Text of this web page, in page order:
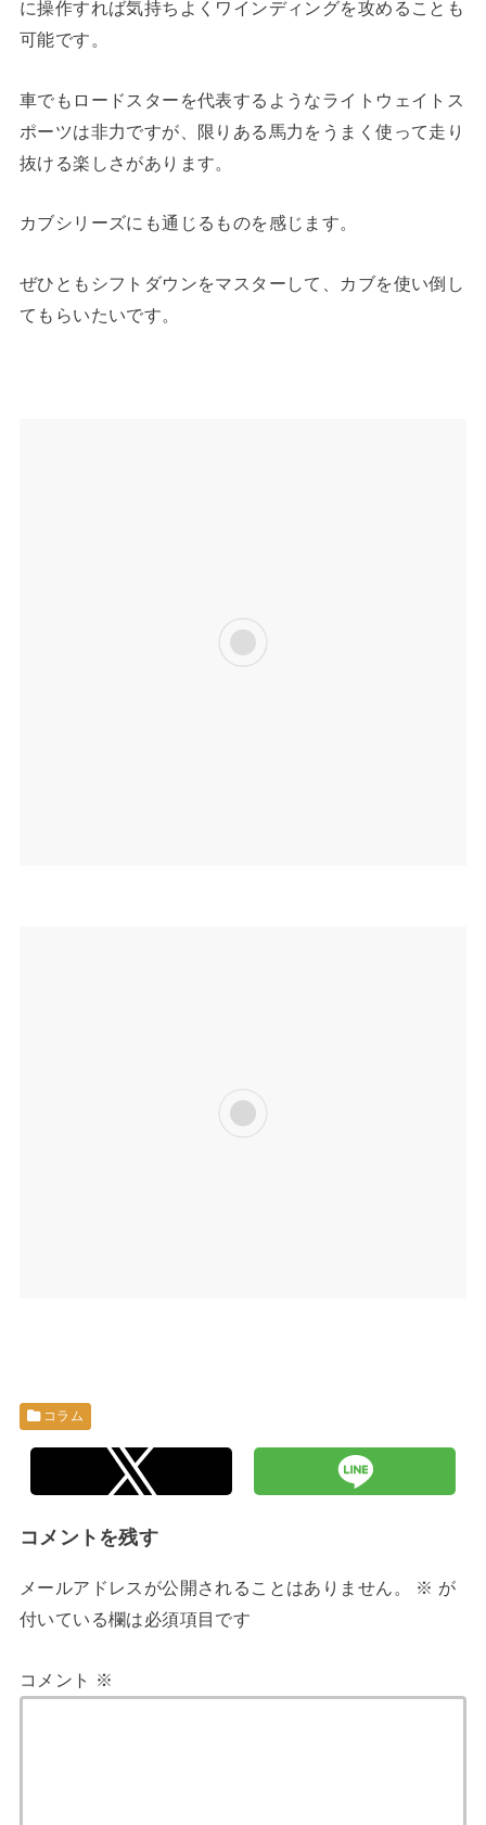
に操作すれば気持ちよくワインディングを攻めることも
可能です。
車でもロードスターを代表するようなライトウェイトス
ポーツは非力ですが、限りある馬力をうまく使って走り
抜ける楽しさがあります。
カブシリーズにも通じるものを感じます。
ぜひともシフトダウンをマスターして、カブを使い倒し
てもらいたいです。
コラム
コメントを残す
メールアドレスが公開されることはありません。 ※ が
付いている欄は必須項目です
コメント ※